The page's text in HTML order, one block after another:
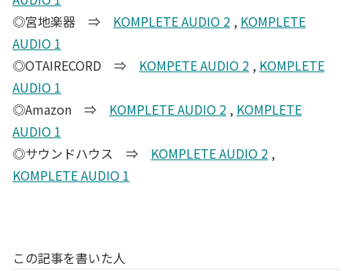
◎宮地楽器 ⇒ KOMPLETE AUDIO 2 , KOMPLETE
AUDIO 1
◎OTAIRECORD ⇒ KOMPETE AUDIO 2 , KOMPLETE
AUDIO 1
◎Amazon ⇒ KOMPLETE AUDIO 2 , KOMPLETE
AUDIO 1
◎サウンドハウス ⇒ KOMPLETE AUDIO 2 ,
KOMPLETE AUDIO 1
この記事を書いた人